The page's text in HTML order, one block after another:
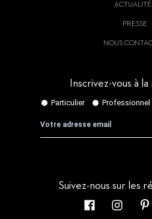
PRESSE
NOUS
Inscrivez-vous à
Suivez-nous sur les